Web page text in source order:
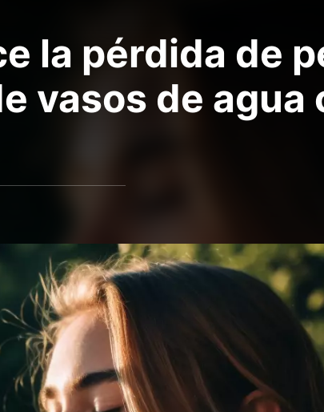
la pérdida de
vasos de agua